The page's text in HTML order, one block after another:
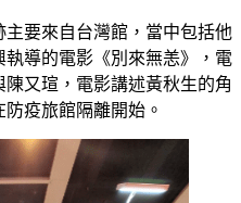
要來自台灣館，當中包括他
導的電影《別來無恙》，電
又瑄，電影講述黃秋生的角
疫旅館隔離開始。